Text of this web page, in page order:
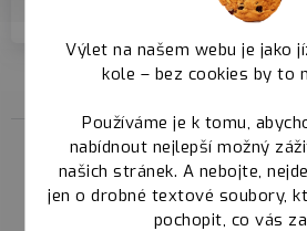
Výlet na našem webu je jako
kole – bez cookies by to
Používáme je k tomu,
nabídnout nejlepší možný
našich stránek. A nebojte,
jen o drobné textové soubory,
pochopit, co vás